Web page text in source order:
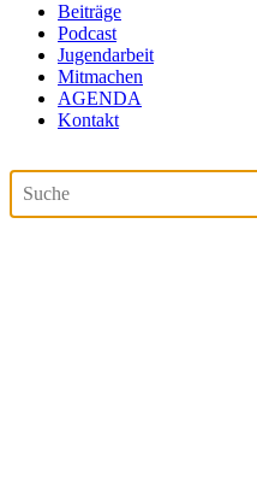
Beiträge
Podcast
Jugendarbeit
Mitmachen
AGENDA
Kontakt